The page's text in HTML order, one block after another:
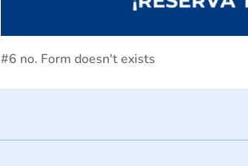
#6 no. Form doesn't exists